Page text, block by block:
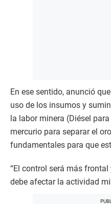
En ese sentido, anunció
uso de los insumos y
la labor minera (Diésel
mercurio para separar el
fundamentales para que
“El control será más
debe afectar la actividad